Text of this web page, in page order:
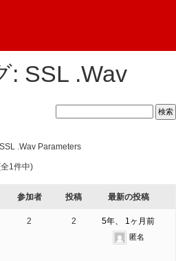
: SSL .Wav
.Wav Parameters
1件中)
参加者 投稿 最新の投稿
2 2 5年、 1ヶ月前
匿名